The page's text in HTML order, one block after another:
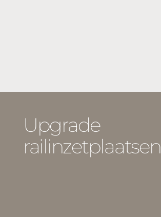
Upgrade
railinzetplaatsen